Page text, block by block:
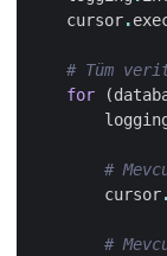
cursor.
# Tüm
for
(
#
cursor.
#